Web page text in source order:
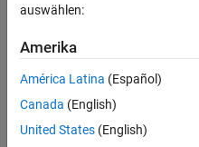
Business Applications and Tools
Product Development
Program Management
Release Engineering
Derzeit
es
keine
offenen
Stellen,
auswählen:
Amerika
América Latina (Español)
Canada (English)
United States (English)